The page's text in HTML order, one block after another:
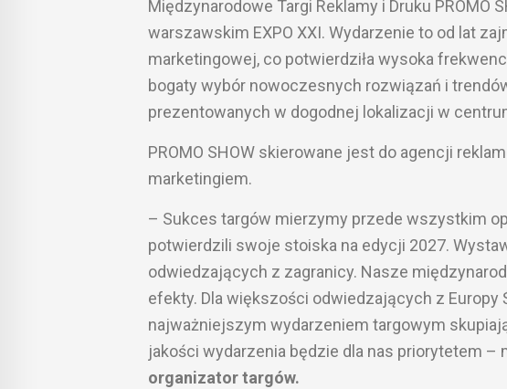
Międzynarodowe Targi Reklamy i Druku PROMO
warszawskim EXPO XXI. Wydarzenie to od lat
marketingowej, co potwierdziła wysoka
bogaty wybór nowoczesnych rozwiązań i
prezentowanych w dogodnej lokalizacji w
PROMO SHOW skierowane jest do agencji
marketingiem.
– Sukces targów mierzymy przede wszystkim
potwierdzili swoje stoiska na edycji 2027.
odwiedzających z zagranicy. Nasze
efekty. Dla większości odwiedzających z
najważniejszym wydarzeniem targowym
jakości wydarzenia będzie dla nas priorytetem –
organizator targów.